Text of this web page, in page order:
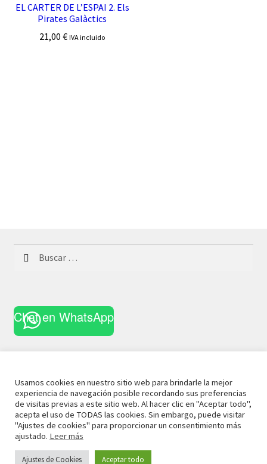
EL CARTER DE L’ESPAI 2. Els
Pirates Galàctics
21,00€ IVA incluido
Chat en WhatsApp
© 2021 La Casa CuriosaAviso Legal
Términos y
Condiciones
Política de Privacidad Política de Cookies
Usamos cookies en nuestro sitio web para brindarle la mejor
experiencia de navegación posible recordando sus preferencias
de visitas previas a este sitio web. Al hacer clic en "Aceptar todo",
acepta el uso de TODAS las cookies. Sin embargo, puede visitar
"Ajustes de cookies" para proporcionar un consentimiento más
ajustado. Leer más
Ajustes de Cookies Aceptar todo